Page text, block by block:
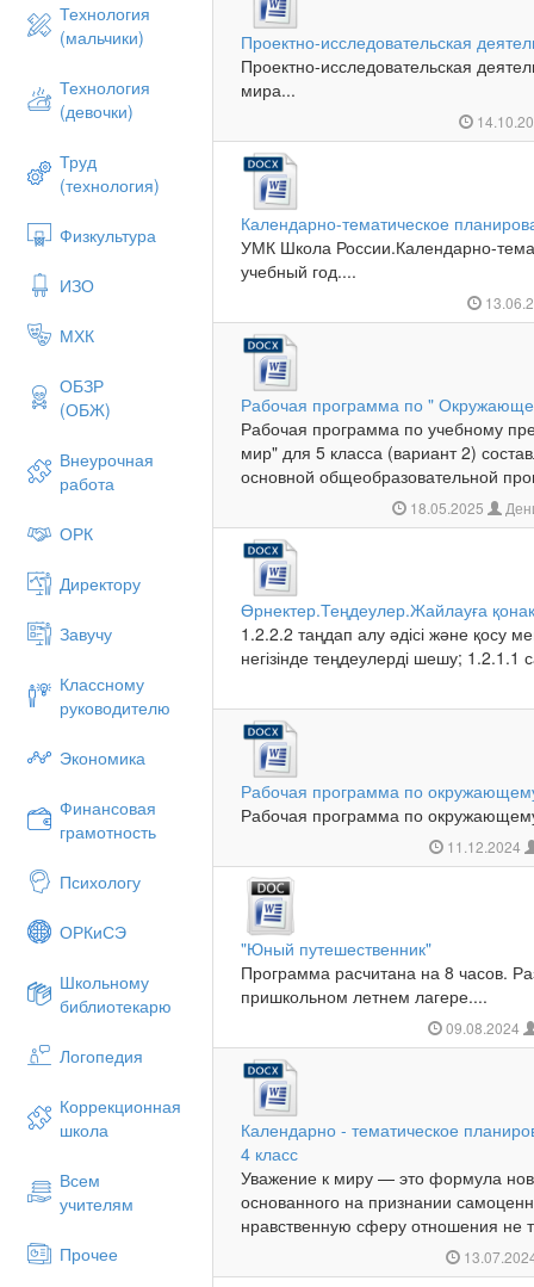
Технология
(мальчики)
Технология
(девочки)
Труд
(технология)
Физкультура
ИЗО
МХК
ОБЗР
(ОБЖ)
Внеурочная
работа
ОРК
Директору
Завучу
Классному
руководителю
Экономика
Финансовая
грамотность
Психологу
ОРКиСЭ
Школьному
библиотекарю
Логопедия
Коррекционная
школа
Всем
учителям
Прочее
Проектно-исследовательская
Проектно-исследовательская
мира...
Календарно-тематическое
УМК Школа России.Календарно-
учебный год....
Рабочая программа по "
Рабочая программа по учебному
мир" для 5 класса (вариант 2)
основной общеобразовательной
18.05.2025
Өрнектер.Теңдеулер.Жайлауға
1.2.2.2 таңдап алу әдісі және қосу
негізінде теңдеулерді шешу; 1.2.1.1
Рабочая программа по
Рабочая программа по
11.12.2024
"Юный путешественник"
Программа расчитана на 8 часов.
пришкольном летнем лагере....
09.08.2024
Календарно - тематическое
4 класс
Уважение к миру — это формула
основанного на признании
нравственную сферу отношения не